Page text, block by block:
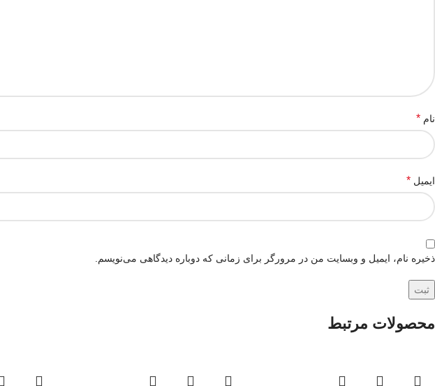
نام *
ایمیل *
ذخیره نام، ایمیل و وبسایت من در مرورگر برای زمانی که دوباره دیدگاهی می‌نویسم.
محصولات مرتبط